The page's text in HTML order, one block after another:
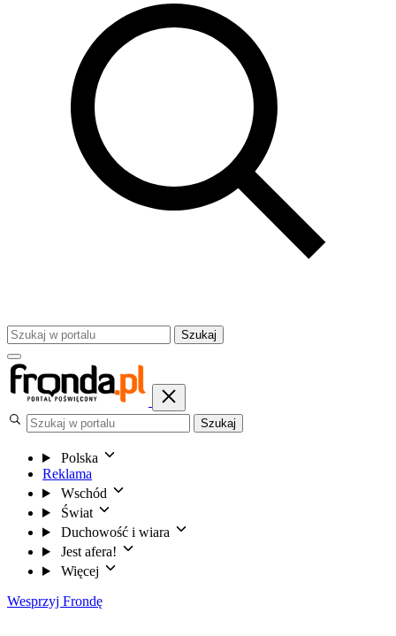
Szukaj
Szukaj
Polska
Reklama
Wschód
Świat
Duchowość i wiara
Jest afera!
Więcej
Wesprzyj Frondę